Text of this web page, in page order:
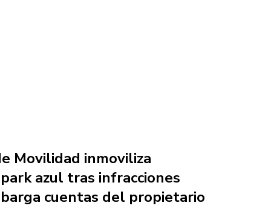
Movilidad inmoviliza
azul tras infracciones
cuentas del propietario